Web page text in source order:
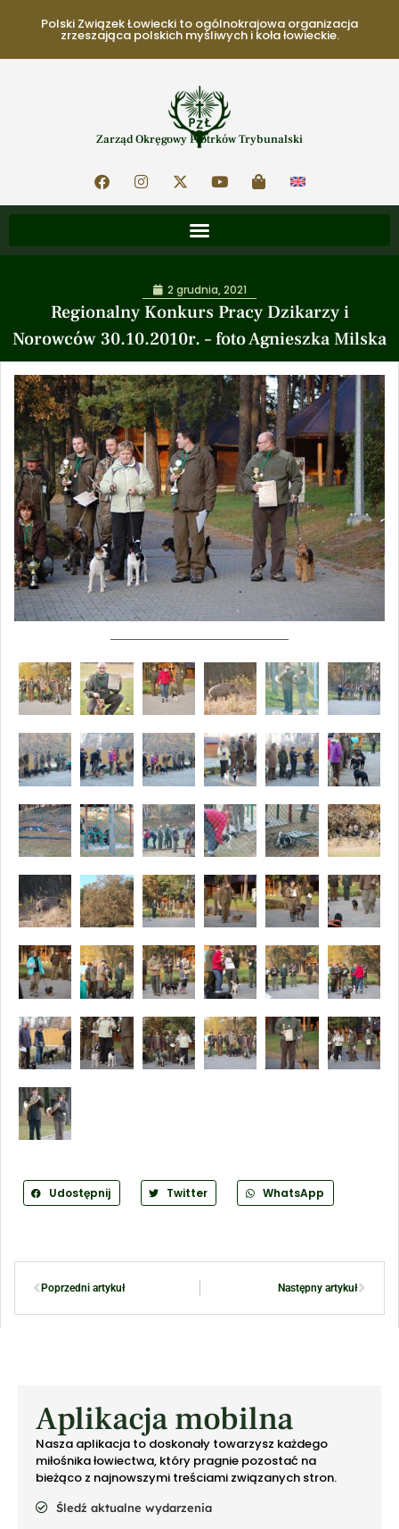
Polski Związek Łowiecki to ogólnokrajowa organizacja
zrzeszająca polskich myśliwych i koła łowieckie.
Zarząd Okręgowy Piotrków Trybunalski
Regionalny Konkurs Pracy Dzikarzy i
Norowców 30.10.2010r. – foto Agnieszka Milska
2 grudnia, 2021
Udostępnij Twitter WhatsApp
Poprzedni artykuł Następny artykuł
Aplikacja mobilna
Nasza aplikacja to doskonały towarzysz każdego
miłośnika łowiectwa, który pragnie pozostać na
bieżąco z najnowszymi treściami związanych stron.
Śledź aktualne wydarzenia